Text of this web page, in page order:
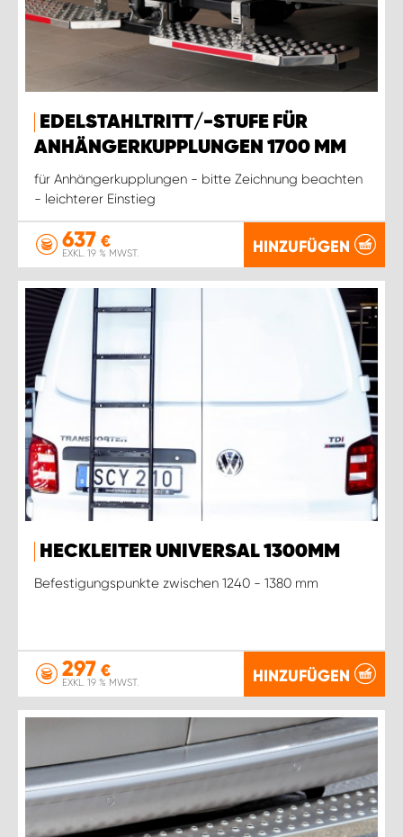
EDELSTAHLTRITT/-STUFE FÜR
ANHÄNGERKUPPLUNGEN 1700 MM
für Anhängerkupplungen - bitte Zeichnung beachten
- leichterer Einstieg
637 €
EXKL. 19 % MWST. HINZUFÜGEN
HECKLEITER UNIVERSAL 1300MM
Befestigungspunkte zwischen 1240 - 1380 mm
297 €
EXKL. 19 % MWST. HINZUFÜGEN